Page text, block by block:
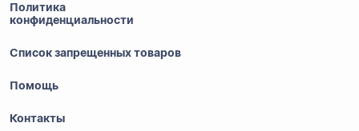
Политика
конфиденциальности
Список запрещенных товаров
Помощь
Контакты